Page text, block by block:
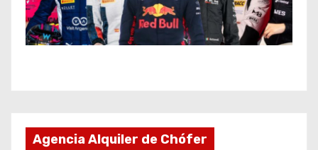
Agencia Alquiler de Chófer